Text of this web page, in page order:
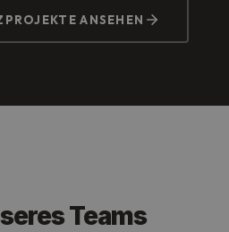
Elektroinfrastruktur.
Neuinstallation für
ANSEHEN
Teams